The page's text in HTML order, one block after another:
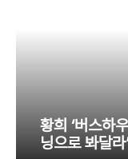
황희 ‘버스하
닝으로 봐달